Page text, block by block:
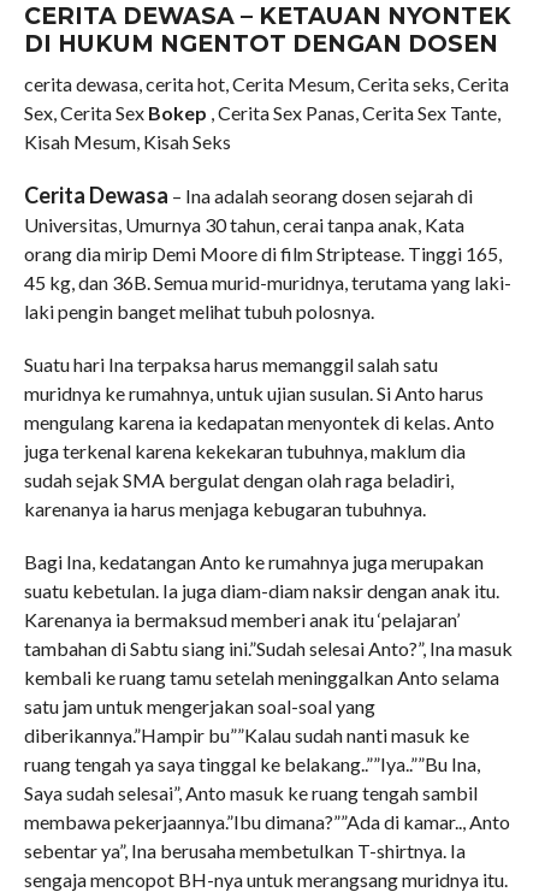
CERITA DEWASA – KETAUAN NYONTEK
DI HUKUM NGENTOT DENGAN DOSEN
cerita dewasa, cerita hot, Cerita Mesum, Cerita seks, Cerita
Sex, Cerita Sex Bokep , Cerita Sex Panas, Cerita Sex Tante,
Kisah Mesum, Kisah Seks
Cerita Dewasa – Ina adalah seorang dosen sejarah di
Universitas, Umurnya 30 tahun, cerai tanpa anak, Kata
orang dia mirip Demi Moore di film Striptease. Tinggi 165,
45 kg, dan 36B. Semua murid-muridnya, terutama yang laki-
laki pengin banget melihat tubuh polosnya.
Suatu hari Ina terpaksa harus memanggil salah satu
muridnya ke rumahnya, untuk ujian susulan. Si Anto harus
mengulang karena ia kedapatan menyontek di kelas. Anto
juga terkenal karena kekekaran tubuhnya, maklum dia
sudah sejak SMA bergulat dengan olah raga beladiri,
karenanya ia harus menjaga kebugaran tubuhnya.
Bagi Ina, kedatangan Anto ke rumahnya juga merupakan
suatu kebetulan. Ia juga diam-diam naksir dengan anak itu.
Karenanya ia bermaksud memberi anak itu ‘pelajaran’
tambahan di Sabtu siang ini.”Sudah selesai Anto?”, Ina masuk
kembali ke ruang tamu setelah meninggalkan Anto selama
satu jam untuk mengerjakan soal-soal yang
diberikannya.”Hampir bu””Kalau sudah nanti masuk ke
ruang tengah ya saya tinggal ke belakang..””Iya..””Bu Ina,
Saya sudah selesai”, Anto masuk ke ruang tengah sambil
membawa pekerjaannya.”Ibu dimana?””Ada di kamar.., Anto
sebentar ya”, Ina berusaha membetulkan T-shirtnya. Ia
sengaja mencopot BH-nya untuk merangsang muridnya itu.